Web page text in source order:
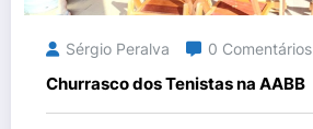
Sérgio Peralva 0 Comentários
Churrasco dos Tenistas na AABB